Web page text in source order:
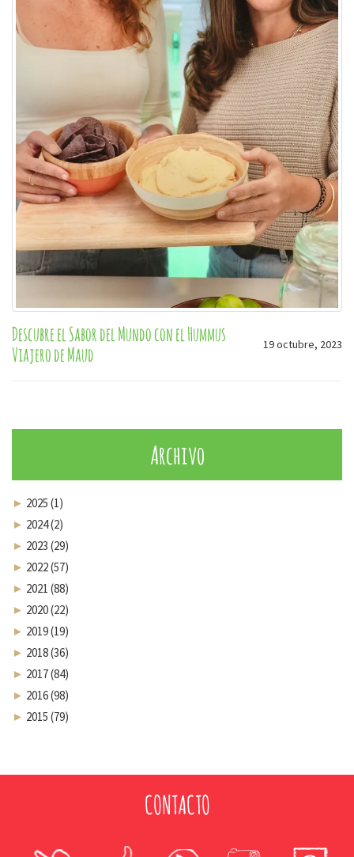
Descubre el Sabor del Mundo con el Hummus
Viajero de Maud
19 octubre, 2023
Archivo
► 2025 (1)
► 2024 (2)
► 2023 (29)
► 2022 (57)
► 2021 (88)
► 2020 (22)
► 2019 (19)
► 2018 (36)
► 2017 (84)
► 2016 (98)
► 2015 (79)
CONTACTO